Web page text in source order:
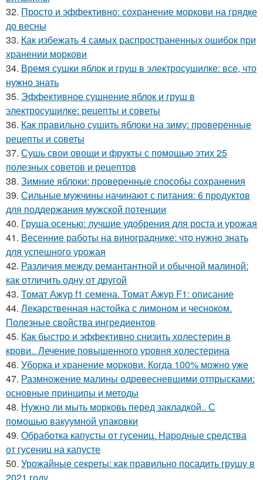
32. Просто и эффективно: сохранение моркови на грядке
до весны
33. Как избежать 4 самых распространенных ошибок при
хранении моркови
34. Время сушки яблок и груш в электросушилке: все, что
нужно знать
35. Эффективное сушнение яблок и груш в
электросушилке: рецепты и советы
36. Как правильно сушить яблоки на зиму: проверенные
рецепты и советы
37. Сушь свои овощи и фрукты с помощью этих 25
полезных советов и рецептов
38. Зимние яблоки: проверенные способы сохранения
39. Сильные мужчины начинают с питания: 6 продуктов
для поддержания мужской потенции
40. Груша осенью: лучшие удобрения для роста и урожая
41. Весенние работы на винограднике: что нужно знать
для успешного урожая
42. Различия между ремантантной и обычной малиной:
как отличить одну от другой
43. Томат Ажур f1 семена. Томат Ажур F1: описание
44. Лекарственная настойка с лимоном и чесноком.
Полезные свойства ингредиентов
45. Как быстро и эффективно снизить холестерин в
крови.. Лечение повышенного уровня холестерина
46. Уборка и хранение моркови. Когда 100% можно уже
47. Размножение малины одревесневшими отпрысками:
основные принципы и методы
48. Нужно ли мыть морковь перед закладкой.. С
помощью вакуумной упаковки
49. Обработка капусты от гусениц. Народные средства
от гусениц на капусте
50. Урожайные секреты: как правильно посадить грушу в
2021 году